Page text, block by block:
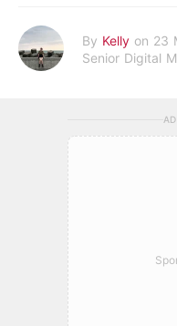
By Kelly on 23
Senior Digital